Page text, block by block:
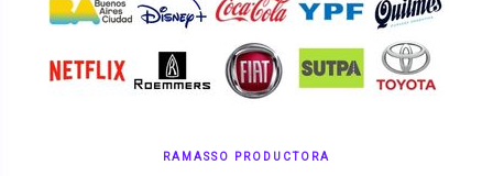
RAMASSO PRODUCTORA